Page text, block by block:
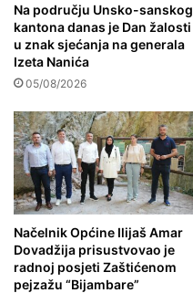
Na području Unsko-sanskog
kantona danas je Dan žalosti
u znak sjećanja na generala
Izeta Nanića
05/08/2026
Načelnik Općine Ilijaš Amar
Dovadžija prisustvovao je
radnoj posjeti Zaštićenom
pejzažu “Bijambare”